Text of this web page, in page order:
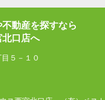
動産を探すなら
北口店へ
５－１０